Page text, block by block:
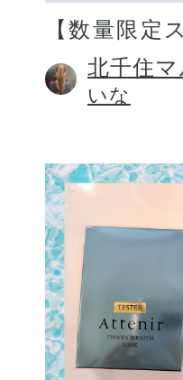
【数量限定
北千住
いな